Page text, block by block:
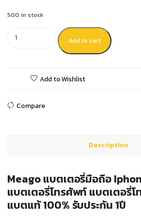
500 in stock
Add to cart
Add to Wishlist
Compare
Description
Meago แบตเตอรี่มือถือ
แบตเตอรี่โทรศัพท์ แบตเตอรี่
แบตแท้ 100% รับประกัน 1ปี